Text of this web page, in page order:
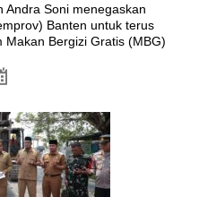
Andra Soni menegaskan
Banten untuk terus
Bergizi Gratis (MBG)